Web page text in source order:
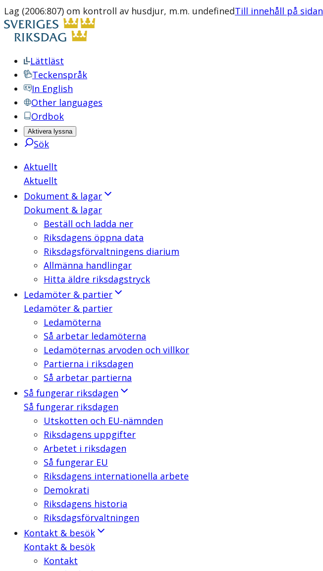
Lag (2006:807) om kontroll av husdjur, m.m. undefinedTill innehåll på sidan
Lättläst
Teckenspråk
In English
Other languages
Ordbok
Aktivera lyssna
Sök
Aktuellt
Aktuellt
Dokument & lagar
Dokument & lagar
Beställ och ladda ner
Riksdagens öppna data
Riksdagsförvaltningens diarium
Allmänna handlingar
Hitta äldre riksdagstryck
Ledamöter & partier
Ledamöter & partier
Ledamöterna
Så arbetar ledamöterna
Ledamöternas arvoden och villkor
Partierna i riksdagen
Så arbetar partierna
Så fungerar riksdagen
Så fungerar riksdagen
Utskotten och EU-nämnden
Riksdagens uppgifter
Arbetet i riksdagen
Så fungerar EU
Riksdagens internationella arbete
Demokrati
Riksdagens historia
Riksdagsförvaltningen
Kontakt & besök
Kontakt & besök
Kontakt